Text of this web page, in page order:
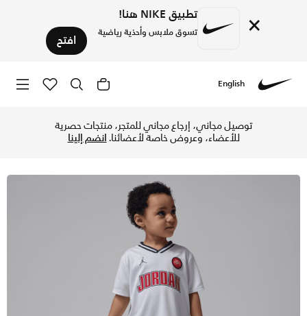
× تطبيق NIKE هنا!
تسوق ملابس وأحذية رياضية افتح
English
توصيل مجاني، إرجاع مجاني للمتجر، منتجات حصرية
للأعضاء، وعروض خاصة لأعضائنا.انضم إلينا